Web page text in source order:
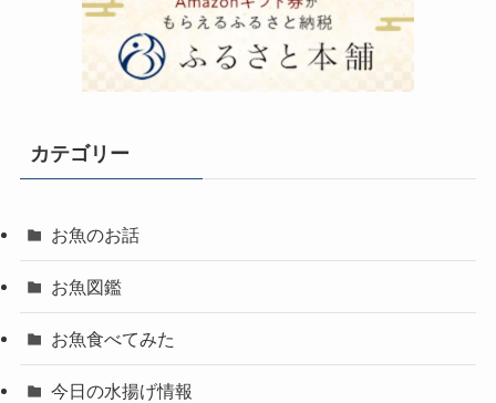
カテゴリー
お魚のお話
お魚図鑑
お魚食べてみた
今日の水揚げ情報